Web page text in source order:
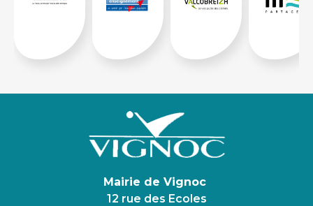
Mairie de Vignoc
12 rue des Ecoles